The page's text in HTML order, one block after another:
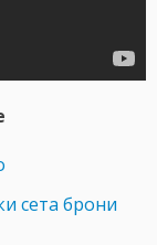
сета брони